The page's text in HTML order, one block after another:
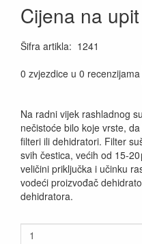
Cijena na upit
Šifra artikla: 1241
0 zvjezdice u 0 recenzijama
Na radni vijek rashladnog
nečistoće bilo koje vrste,
filteri ili dehidratori. Filter
svih čestica, većih od 15-
veličini priključka i učinku
vodeći proizvođač
dehidratora.